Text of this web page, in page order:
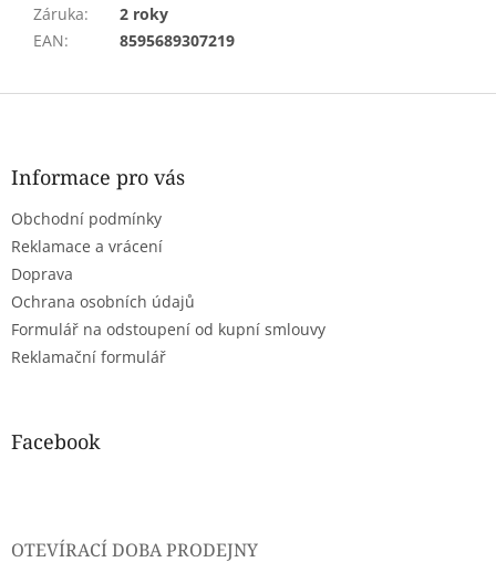
Záruka:
2 roky
EAN: 8595689307219
Z
Informace pro vás
Obchodní podmínky
Reklamace a vrácení
Doprava
Ochrana osobních údajů
Formulář na odstoupení od kupní smlouvy
Reklamační formulář
Facebook
OTEVÍRACÍ DOBA PRODEJNY